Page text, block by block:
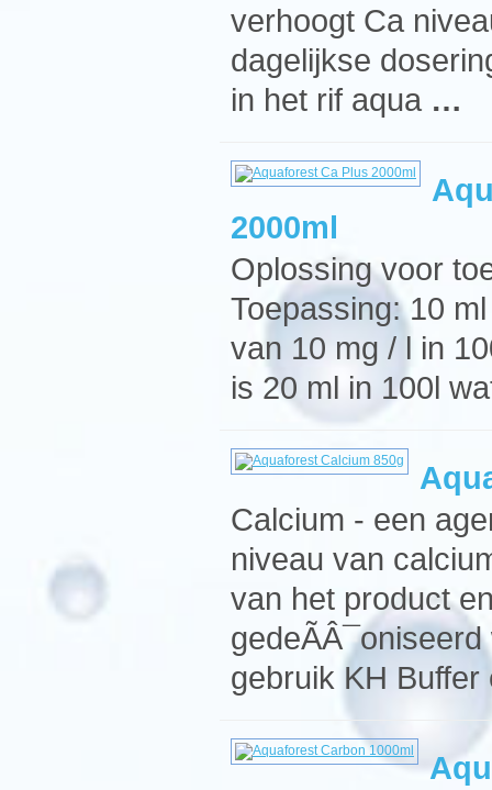
verhoogt Ca
dagelijkse
in het rif aqua …
2000ml
Oplossing voor
Toepassing: 10
van 10 mg / l in
is 20 ml in 100l
Calcium - een
niveau van
van het product
gebruik KH